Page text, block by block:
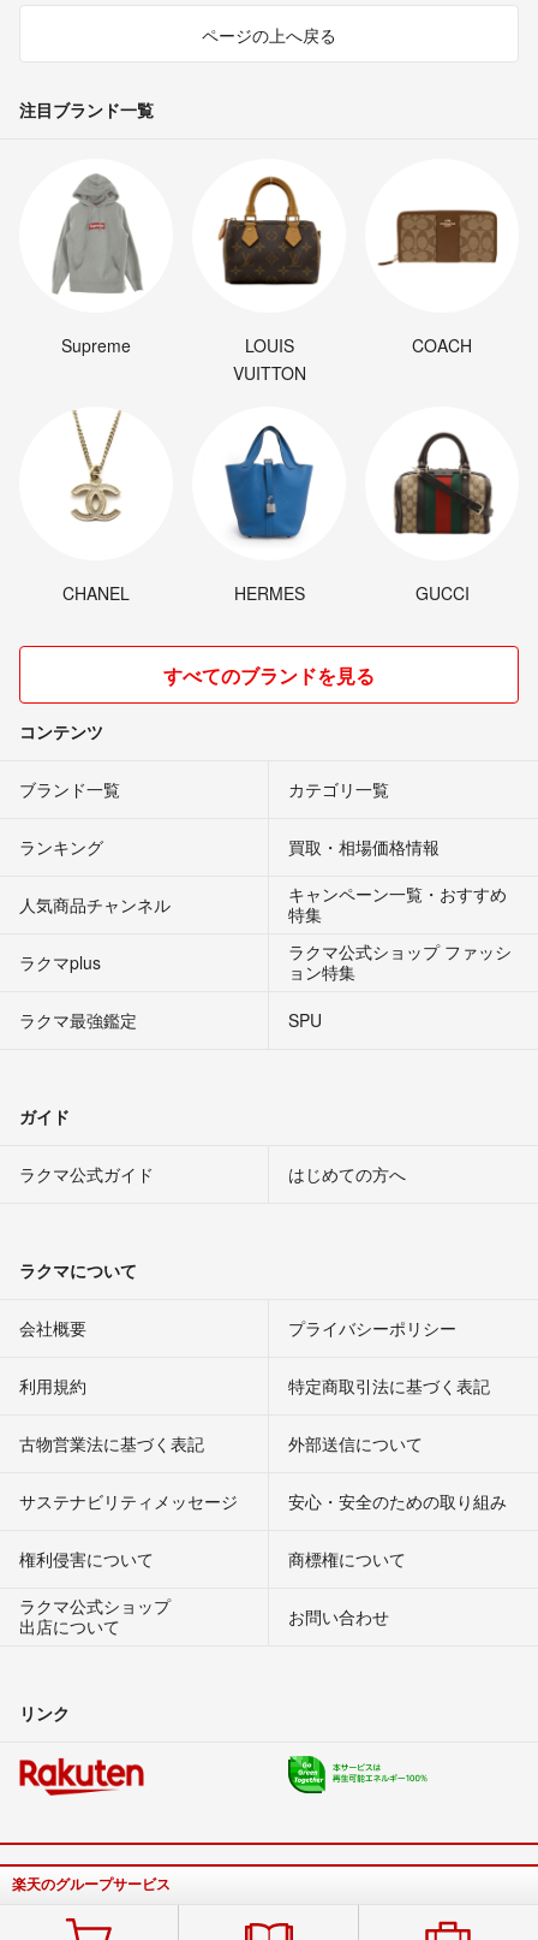
ページの上へ戻る
注目ブランド一覧
Supreme
LOUIS
VUITTON
COACH
CHANEL HERMES GUCCI
すべてのブランドを見る
コンテンツ
ブランド一覧 カテゴリ一覧
ランキング 買取・相場価格情報
人気商品チャンネル
キャンペーン一覧・おすすめ
特集
ラクマplus
ラクマ公式ショップ ファッシ
ョン特集
ラクマ最強鑑定
SPU
ガイド
ラクマ公式ガイド はじめての方へ
ラクマについて
会社概要 プライバシーポリシー
利用規約 特定商取引法に基づく表記
古物営業法に基づく表記 外部送信について
サステナビリティメッセージ 安心・安全のための取り組み
権利侵害について
商標権について
ラクマ公式ショップ
出店について
お問い合わせ
リンク
楽天のグループサービス